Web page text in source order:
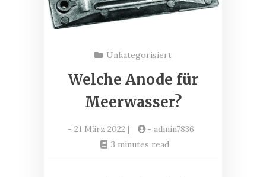
Unkategorisiert
Welche Anode für
Meerwasser?
- 21 März 2022 | - admin7836
3 minutes read